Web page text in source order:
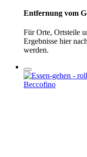
Entfernung vom
Für Orte, Ortsteile
Ergebnisse hier
werden.